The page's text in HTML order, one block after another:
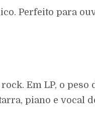
Perfeito para
Em LP, o peso
piano e vocal